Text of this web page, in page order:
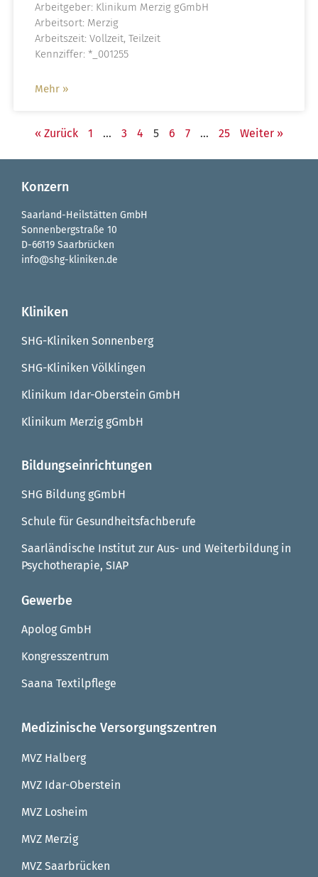
Arbeitgeber: Klinikum Merzig gGmbH
Arbeitsort: Merzig
Arbeitszeit: Vollzeit, Teilzeit
Kennziffer: *_001255
Mehr »
« Zurück 1 … 3 4 5 6 7 … 25 Weiter »
Konzern
Saarland-Heilstätten GmbH
Sonnenbergstraße 10
D-66119 Saarbrücken
info@shg-kliniken.de
Kliniken
SHG-Kliniken Sonnenberg
SHG-Kliniken Völklingen
Klinikum Idar-Oberstein GmbH
Klinikum Merzig gGmbH
Bildungseinrichtungen
SHG Bildung gGmbH
Schule für Gesundheitsfachberufe
Saarländische Institut zur Aus- und Weiterbildung in
Psychotherapie, SIAP
Gewerbe
Apolog GmbH
Kongresszentrum
Saana Textilpflege
Medizinische Versorgungszentren
MVZ Halberg
MVZ Idar-Oberstein
MVZ Losheim
MVZ Merzig
MVZ Saarbrücken